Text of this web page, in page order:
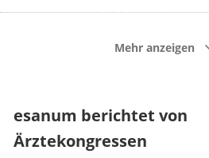
Mehr anzeigen
esanum berichtet von
Ärztekongressen